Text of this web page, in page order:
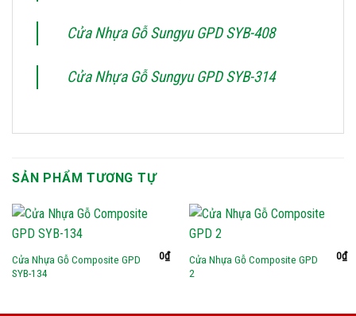
Cửa Nhựa Gỗ Sungyu GPD SYB-408
Cửa Nhựa Gỗ Sungyu GPD SYB-314
SẢN PHẨM TƯƠNG TỰ
Cửa Nhựa Gỗ Composite GPD
SYB-134
0₫
Cửa Nhựa Gỗ Composite GPD
2
0₫